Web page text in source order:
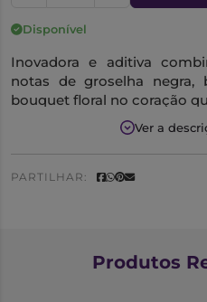
Disponível
Inovadora e aditiva
notas de groselha negra,
bouquet floral no coração
finalizar num fundo quente
Notas Olfativas
Saída: Groselha Negra
Ver a
PARTILHAR:
Produtos